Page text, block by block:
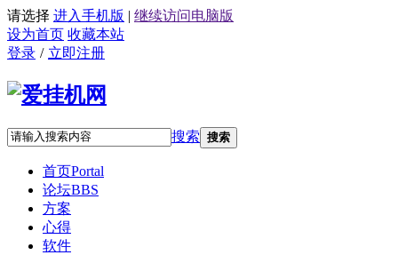
请选择 进入手机版 | 继续访问电脑版
设为首页 收藏本站
登录 / 立即注册
搜索 搜索
首页Portal
论坛BBS
方案
心得
软件